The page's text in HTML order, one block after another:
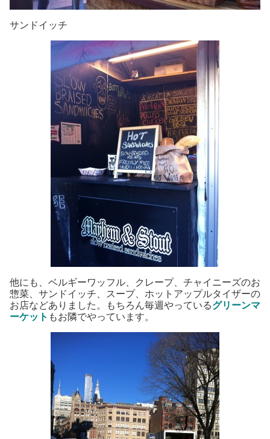
サンドイッチ
他にも、ベルギーワッフル、クレープ、チャイニーズのお
惣菜、サンドイッチ、スープ、ホットアップルタイザーの
お店などありました。もちろん毎週やっているグリーンマ
ーケット もお隣でやっています。